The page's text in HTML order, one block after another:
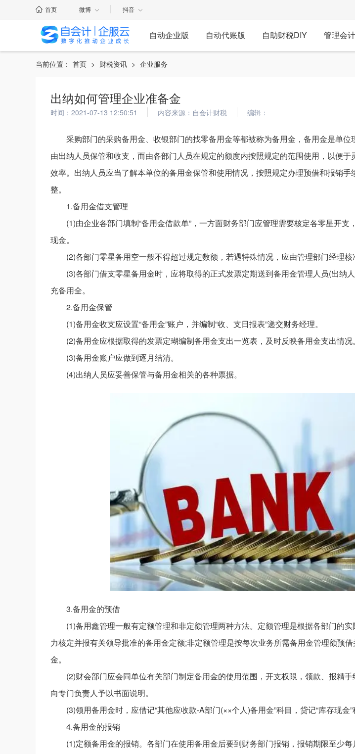
首页 微博 抖音
自动企业版 自动代账版 自助财税DIY 管理会计
当前位置： 首页 > 财税资讯 > 企业服务
出纳如何管理企业准备金
时间：2021-07-13 12:50:51 内容来源：自会计财税 编辑：
采购部门的采购备用金、收银部门的找零备用金等都被称为备用金，备用金是单位
由出纳人员保管和收支，而由各部门人员在规定的额度内按照规定的范围使用，以便
效率。出纳人员应当了解本单位的备用金保管和使用情况，按照规定办理预借和报销
整。
1.备用金借支管理
(1)由企业各部门填制“备用金借款单”，一方面财务部门应管理需要核定各零星开支
现金。
(2)各部门零星备用空一般不得超过规定数额，若遇特殊情况，应由管理部门经理核
(3)各部门借支零星备用金时，应将取得的正式发票定期送到备用金管理人员(出纳
充备用全。
2.备用金保管
(1)备用金收支应设置“备用金”账户，并编制“收、支日报表”递交财务经理。
(2)备用金应根据取得的发票定瑚编制备用金支出一览表，及时反映备用金支出情况。
(3)备用金账户应做到逐月结清。
(4)出纳人员应妥善保管与备用金相关的各种票据。
3.备用金的预借
(1)备用鑫管理一般有定额管理和非定额管理两种方法。定额管理是根据各部门的
力核定并报有关领导批准的备用金定额;非定额管理是按每次业务所需备用金管理额预
金。
(2)财会部门应会同单位有关部门制定备用金的使用范围，开支权限，领款、报精
向专门负责人予以书面说明。
(3)领用备用金时，应借记“其他应收款-A部门(××个人)备用金”科目，贷记“库存现金”
4.备用金的报销
(1)定额备用金的报销。各部门在使用备用金后要到财务部门报销，报销期限至少